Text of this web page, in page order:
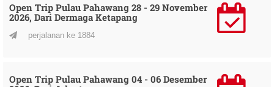
Open Trip Pulau Pahawang 28 - 29 November
2026, Dari Dermaga Ketapang
perjalanan ke 1884
Open Trip Pulau Pahawang 04 - 06 Desember